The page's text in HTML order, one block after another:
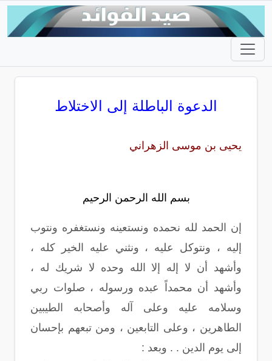
الدعوة الباطلة إلى الاختلاط
يحيى بن موسى الزهراني
بسم الله الرحمن الرحيم
إن الحمد لله نحمده ونستعينه ونستغفره ونتوب
إليه ، ونتوكل عليه ، ونثني عليه الخير كله ،
وأشهد أن لا إله إلا الله وحده لا شريك له ،
وأشهد أن محمداً عبده ورسوله ، صلوات ربي
وسلامه عليه وعلى آله وأصحابه الطيبين
الطاهرين ، وعلى التابعين ، ومن تبعهم بإحسان
إلى يوم الدين . . وبعد :